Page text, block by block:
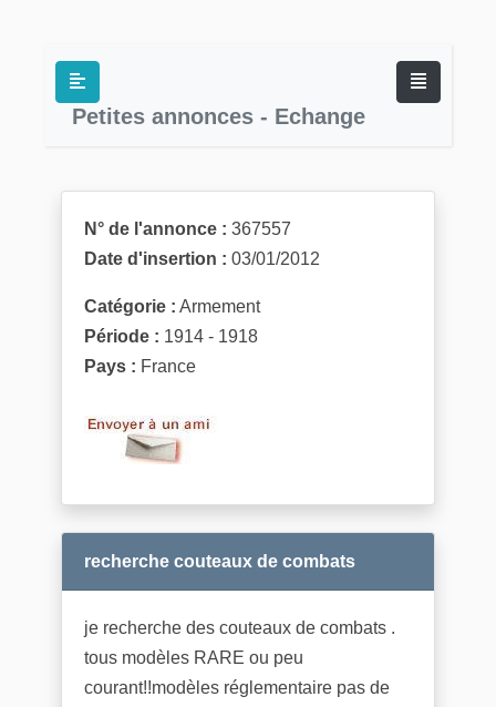
Petites annonces - Echange
N° de l'annonce : 367557
Date d'insertion : 03/01/2012
Catégorie : Armement
Période : 1914 - 1918
Pays : France
recherche couteaux de combats
je recherche des couteaux de combats .
tous modèles RARE ou peu
courant!!modèles réglementaire pas de